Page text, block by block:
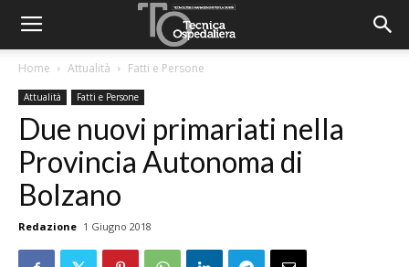
Home Attualità Fatti e Persone
Attualità Fatti e Persone
Due nuovi primariati nella
Provincia Autonoma di
Bolzano
Redazione 1 Giugno 2018